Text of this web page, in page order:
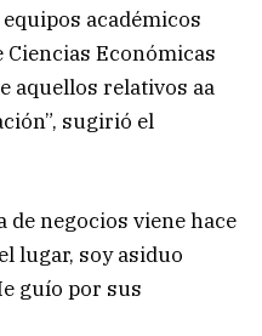
académicos
Ciencias Económicas
aquellos relativos aa
sugirió el
de negocios viene hace
lugar, soy asiduo
guío por sus